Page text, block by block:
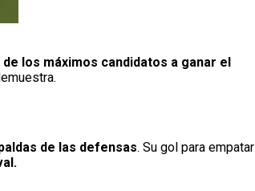
los máximos candidatos a ganar el
de las defensas. Su gol para empatar